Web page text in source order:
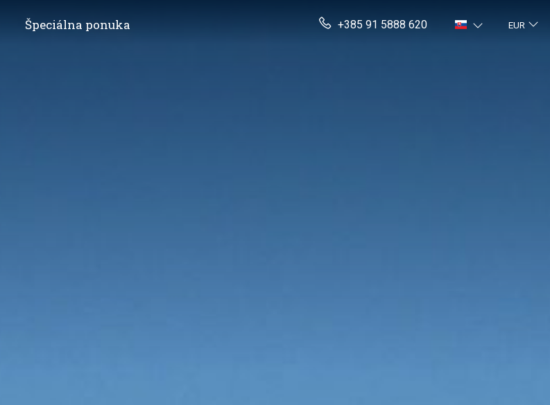
Špeciálna ponuka +385 91 5888 620 EUR